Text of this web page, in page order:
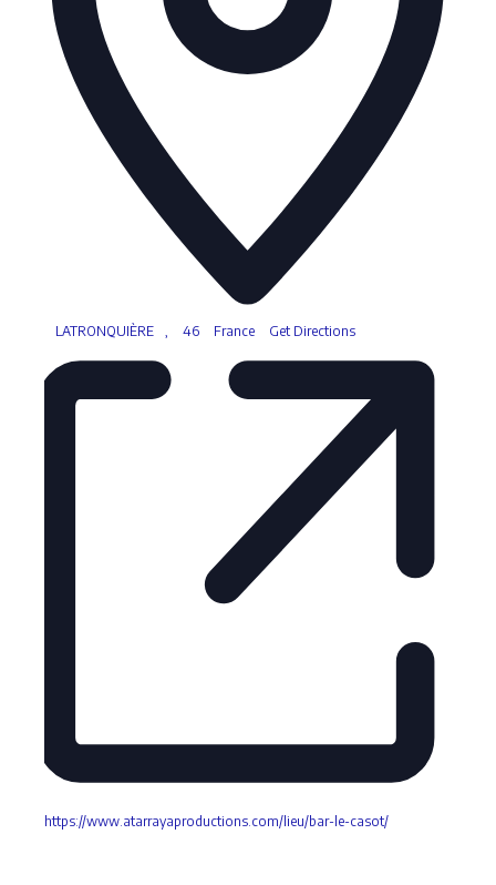
LATRONQUIÈRE 46 France Get Directions
https://www.atarrayaproductions.com/lieu/bar-le-casot/